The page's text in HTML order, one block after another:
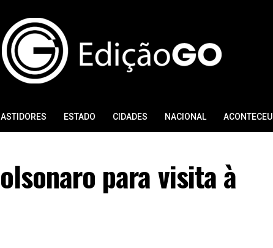
ESTADO CIDADES NACIONAL ACONTECEU
para visita à